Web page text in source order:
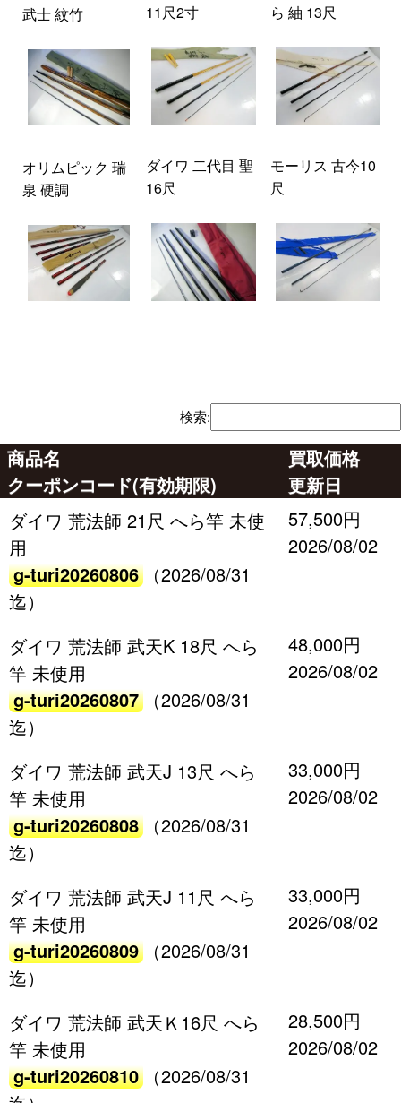
武士 紋竹
11尺2寸
ら 紬 13尺
オリムピック 瑞
泉 硬調
ダイワ 二代目 聖
16尺
モーリス 古今10
尺
検索:
商品名
クーポンコード(有効期限)
買取価格
更新日
ダイワ 荒法師 21尺 へら竿 未使
用
g-turi20260806
（2026/08/31
迄）
57,500円
2026/08/02
ダイワ 荒法師 武天K 18尺 へら
竿 未使用
g-turi20260807
（2026/08/31
迄）
48,000円
2026/08/02
ダイワ 荒法師 武天J 13尺 へら
竿 未使用
g-turi20260808
（2026/08/31
迄）
33,000円
2026/08/02
ダイワ 荒法師 武天J 11尺 へら
竿 未使用
g-turi20260809
（2026/08/31
迄）
33,000円
2026/08/02
ダイワ 荒法師 武天Ｋ16尺 へら
竿 未使用
g-turi20260810
（2026/08/31
28,500円
2026/08/02